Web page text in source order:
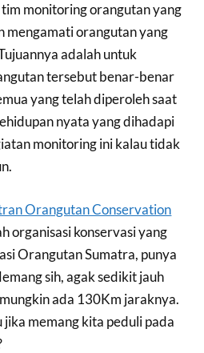
monitoring orangutan yang
mengamati orangutan yang
adalah untuk
tersebut benar-benar
yang telah diperoleh saat
nyata yang dihadapi
monitoring ini kalau tidak
Orangutan Conservation
organisasi konservasi yang
Orangutan Sumatra, punya
sih, agak sedikit jauh
ada 130Km jaraknya.
memang kita peduli pada